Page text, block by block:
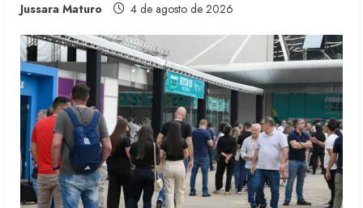
Jussara Maturo 4 de agosto de 2026